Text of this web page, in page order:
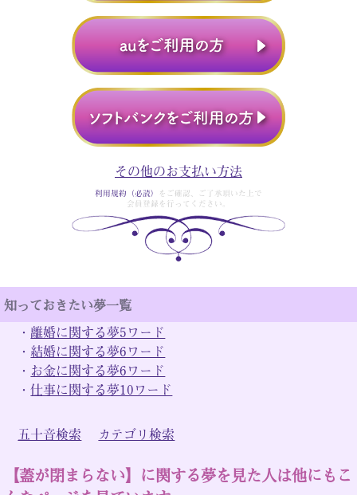
その他のお支払い方法
利用規約（必読）
をご確認、ご了承頂いた上で
会員登録を行ってください。
知っておきたい夢一覧
・ 離婚に関する夢5ワード
・ 結婚に関する夢6ワード
・ お金に関する夢6ワード
・仕事に関する夢10ワード
五十音検索 カテゴリ検索
【蓋が閉まらない】に関する夢を見た人は他にもこ